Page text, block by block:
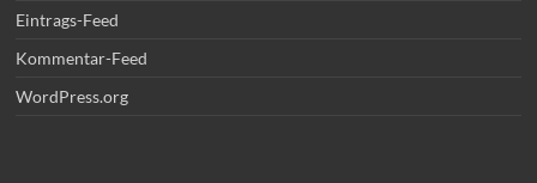
Eintrags-Feed
Kommentar-Feed
WordPress.org